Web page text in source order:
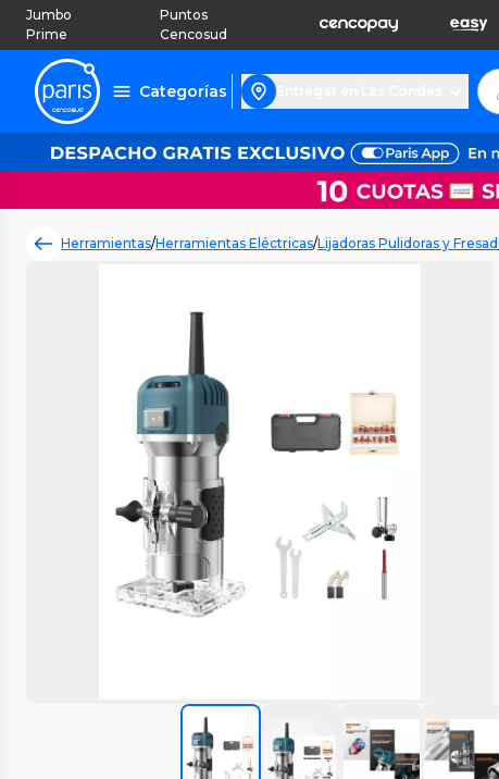
Jumbo
Prime
Puntos
Cencosud
Categorías
Herramientas/Herramientas Eléctricas/Lijadoras Pulidoras y